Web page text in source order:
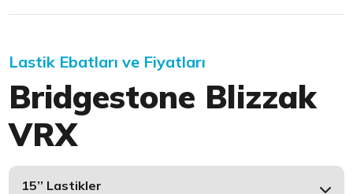
Lastik Ebatları ve Fiyatları
Bridgestone Blizzak
VRX
15’’ Lastikler